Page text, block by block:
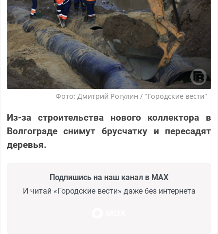
Фото: Дмитрий Рогулин / "Городские вести"
Из-за строительства нового коллектора в
Волгограде снимут брусчатку и пересадят
деревья.
Подпишись на наш канал в MAX
И читай «Городские вести» даже без интернета